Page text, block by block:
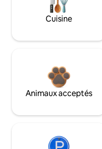
Cuisine
Animaux acceptés